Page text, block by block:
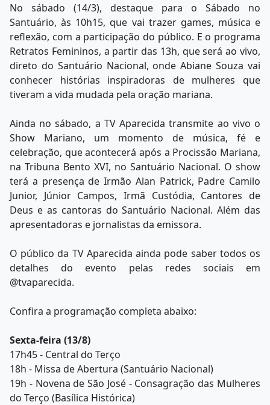
No sábado (14/3), destaque para o Sábado no
Santuário, às 10h15, que vai trazer games, música e
reflexão, com a participação do público. E o programa
Retratos Femininos, a partir das 13h, que será ao vivo,
direto do Santuário Nacional, onde Abiane Souza vai
conhecer histórias inspiradoras de mulheres que
tiveram a vida mudada pela oração mariana.
Ainda no sábado, a TV Aparecida transmite ao vivo o
Show Mariano, um momento de música, fé e
celebração, que acontecerá após a Procissão Mariana,
na Tribuna Bento XVI, no Santuário Nacional. O show
terá a presença de Irmão Alan Patrick, Padre Camilo
Junior, Júnior Campos, Irmã Custódia, Cantores de
Deus e as cantoras do Santuário Nacional. Além das
apresentadoras e jornalistas da emissora.
O público da TV Aparecida ainda pode saber todos os
detalhes do evento pelas redes sociais em
@tvaparecida.
Confira a programação completa abaixo:
Sexta-feira (13/8)
17h45 - Central do Terço
18h - Missa de Abertura (Santuário Nacional)
19h - Novena de São José - Consagração das Mulheres
do Terço (Basílica Histórica)